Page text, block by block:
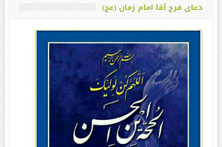
دعای فرج آقا امام زمان (عج)